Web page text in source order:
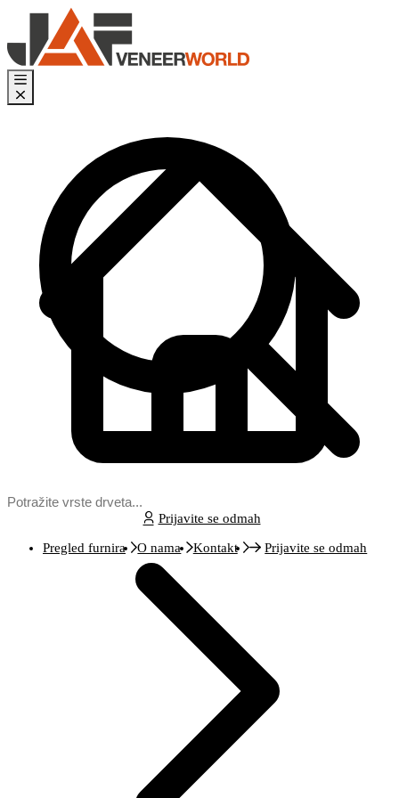
Prijavite se odmah
Pregled furnira O nama Kontakt Prijavite se odmah